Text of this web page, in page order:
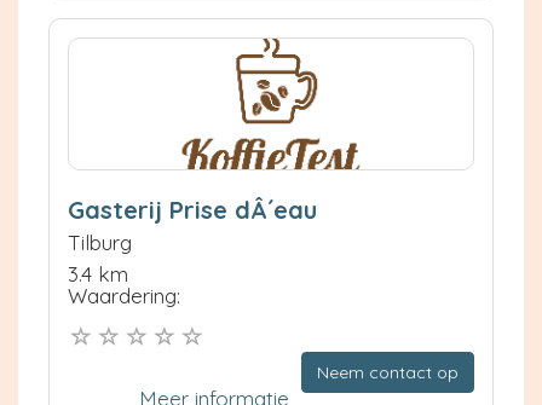
Gasterij Prise dÂ´eau
Tilburg
3.4 km
Waardering:
Neem contact op
Meer informatie